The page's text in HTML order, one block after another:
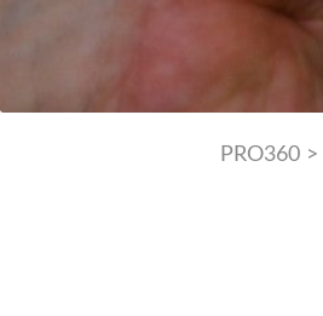
PRO360>